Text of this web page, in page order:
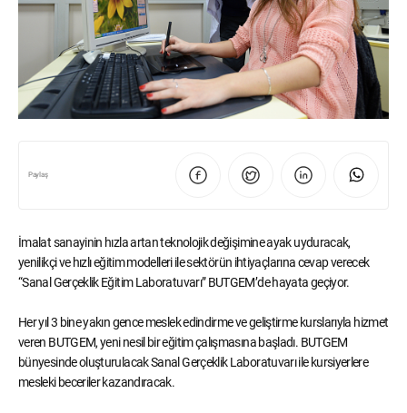
Paylaş
İmalat sanayinin hızla artan teknolojik değişimine ayak uyduracak,
yenilikçi ve hızlı eğitim modelleri ile sektörün ihtiyaçlarına cevap verecek
“Sanal Gerçeklik Eğitim Laboratuvarı” BUTGEM’de hayata geçiyor.
Her yıl 3 bine yakın gence meslek edindirme ve geliştirme kurslarıyla hizmet
veren BUTGEM, yeni nesil bir eğitim çalışmasına başladı. BUTGEM
bünyesinde oluşturulacak Sanal Gerçeklik Laboratuvarı ile kursiyerlere
mesleki beceriler kazandıracak.